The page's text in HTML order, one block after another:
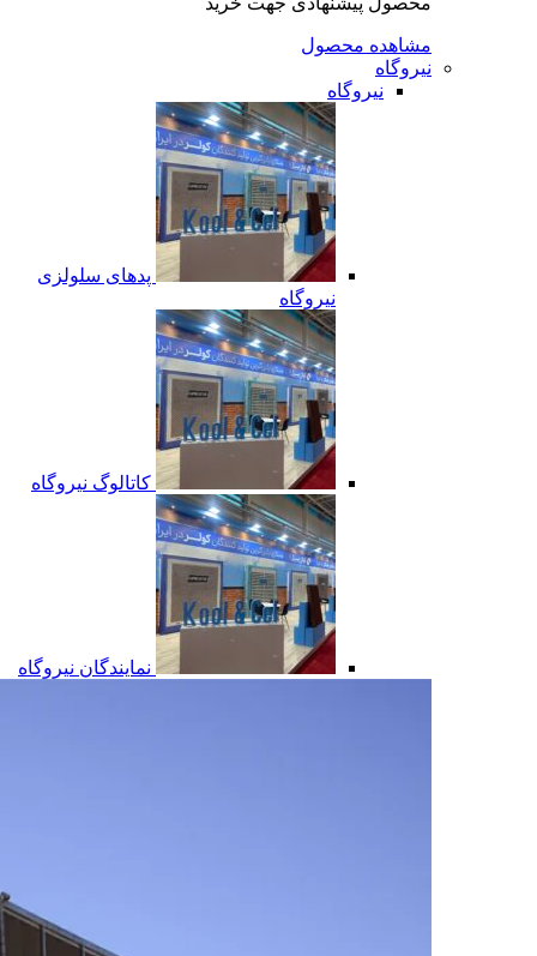
مشاهده محصول
نیروگاه
نیروگاه
پدهای سلولزی
نیروگاه
کاتالوگ نیروگاه
نمایندگان نیروگاه